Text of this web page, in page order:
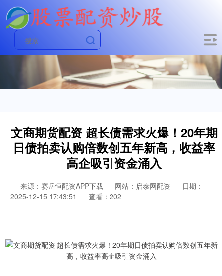
文商期货配资 超长债需求火爆！20年期
日债拍卖认购倍数创五年新高，收益率
高企吸引资金涌入
来源：赛岳恒配资APP下载 网站：启泰网配资
日期：
2025-12-15 17:43:51
查看：202